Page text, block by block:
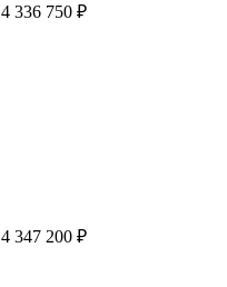
4 336 750 ₽
4 347 200 ₽